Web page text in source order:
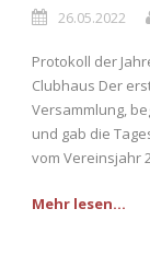
26.05.2022
Protokoll der
Clubhaus Der
Versammlung,
und gab die
vom Vereinsjahr
Mehr lesen...